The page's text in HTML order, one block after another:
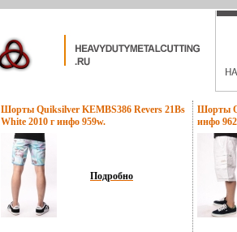
Шорты Quiksilver KEMBS386 Revers 21Bs
White 2010 г инфо 959w.
Подробно
Шорты
инфо